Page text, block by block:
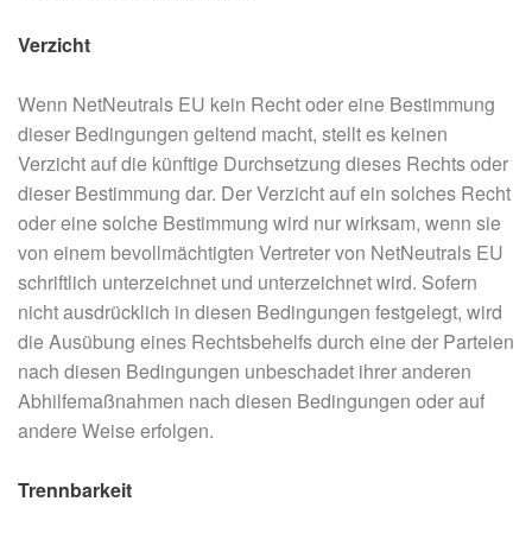
Verzicht
Wenn NetNeutrals EU kein Recht oder eine Bestimmung
dieser Bedingungen geltend macht, stellt es keinen
Verzicht auf die künftige Durchsetzung dieses Rechts oder
dieser Bestimmung dar. Der Verzicht auf ein solches Recht
oder eine solche Bestimmung wird nur wirksam, wenn sie
von einem bevollmächtigten Vertreter von NetNeutrals EU
schriftlich unterzeichnet und unterzeichnet wird. Sofern
nicht ausdrücklich in diesen Bedingungen festgelegt, wird
die Ausübung eines Rechtsbehelfs durch eine der Parteien
nach diesen Bedingungen unbeschadet ihrer anderen
Abhilfemaßnahmen nach diesen Bedingungen oder auf
andere Weise erfolgen.
Trennbarkeit